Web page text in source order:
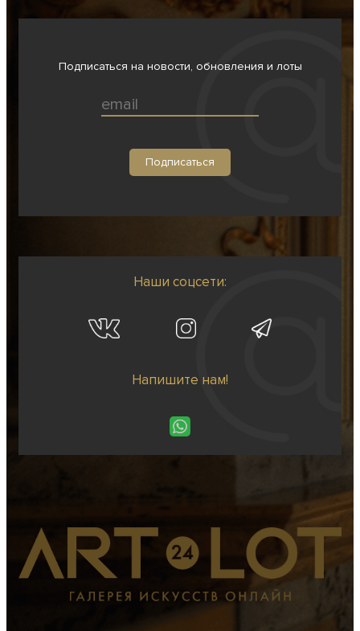
Подписаться на новости, обновления и лоты
Наши соцсети:
Напишите нам!